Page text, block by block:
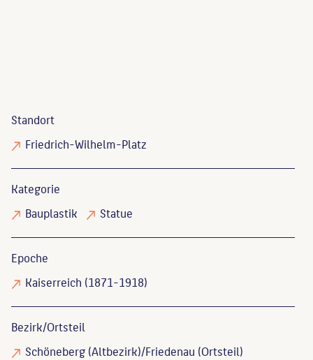
Standort
Friedrich-Wilhelm-Platz
Kategorie
Bauplastik
Statue
Epoche
Kaiserreich (1871-1918)
Bezirk/Ortsteil
Schöneberg (Altbezirk)/Friedenau (Ortsteil)